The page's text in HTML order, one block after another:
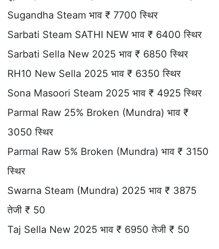
Sugandha Steam भाव ₹ 7700 स्थिर
Sarbati Steam SATHI NEW भाव ₹ 6400 स्थिर
Sarbati Sella New 2025 भाव ₹ 6850 स्थिर
RH10 New Sella 2025 भाव ₹ 6350 स्थिर
Sona Masoori Steam 2025 भाव ₹ 4925 स्थिर
Parmal Raw 25% Broken (Mundra) भाव ₹
3050 स्थिर
Parmal Raw 5% Broken (Mundra) भाव ₹ 3150
स्थिर
Swarna Steam (Mundra) 2025 भाव ₹ 3875
तेजी ₹ 50
Taj Sella New 2025 भाव ₹ 6950 तेजी ₹ 50